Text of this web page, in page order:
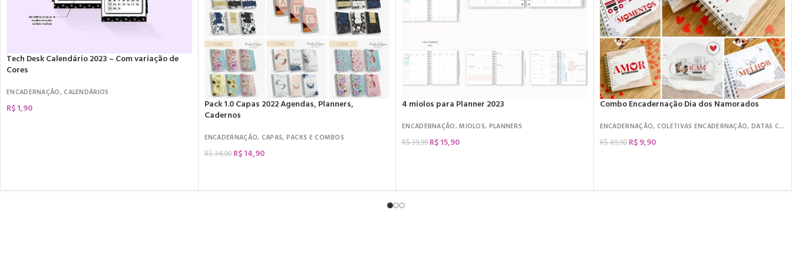
Tech Desk Calendário 2023 – Com variação de
Cores
ENCADERNAÇÃO,CALENDÁRIOS
R$1,90
Pack 1.0 Capas 2022 Agendas, Planners,
Cadernos
ENCADERNAÇÃO, CAPAS, PACKS E COMBOS
R$34,90 R$14,90
4 miolos para Planner 2023
ENCADERNAÇÃO,MIOLOS, PLANNERS
R$39,99 R$15,90
Combo Encadernação Dia dos Namorados
ENCADERNAÇÃO, COLETIVAS ENCADERNAÇÃO, DATAS COMEMORATIVAS
R$89,90 R$9,90